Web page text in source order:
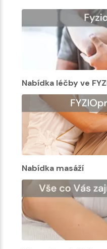
Nabídka léčby ve
Nabídka masáží